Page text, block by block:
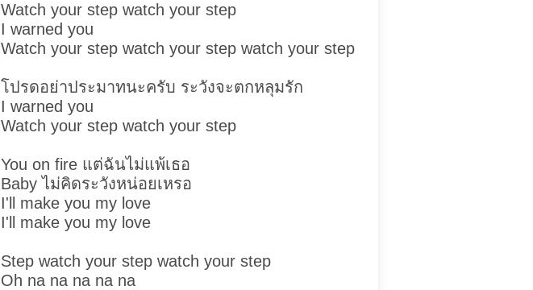
Watch your step watch your step
I warned you
Watch your step watch your step watch your step
โปรดอย่าประมาทนะครับ ระวังจะตกหลุมรัก
I warned you
Watch your step watch your step
You on fire แต่ฉันไม่แพ้เธอ
Baby ไม่คิดระวังหน่อยเหรอ
I'll make you my love
I'll make you my love
Step watch your step watch your step
Oh na na na na na